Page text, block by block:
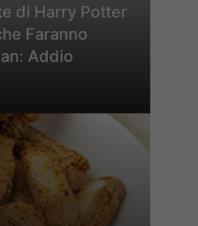
di Harry Potter
Faranno
Addio